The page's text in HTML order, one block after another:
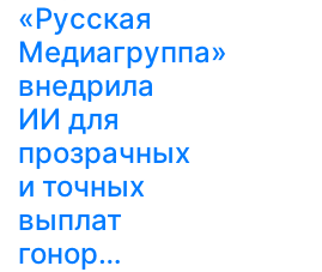
«Русская
Медиагруппа»
внедрила
ИИ для
прозрачных
и точных
выплат
гонор…